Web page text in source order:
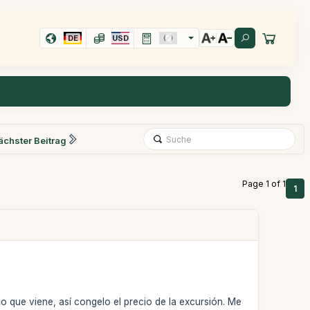
DE USD
Beitrag
Page 1 of 1 1
que viene, así congelo el precio de la excursión. Me